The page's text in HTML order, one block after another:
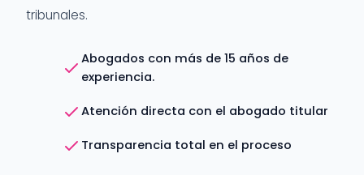
tribunales.
Abogados con más de 15 años de
experiencia.
Atención directa con el abogado titular
Transparencia total en el proceso